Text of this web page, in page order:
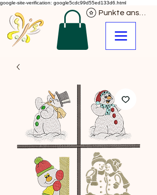
google-site-verification: google5cdc99d55ed133d6.html